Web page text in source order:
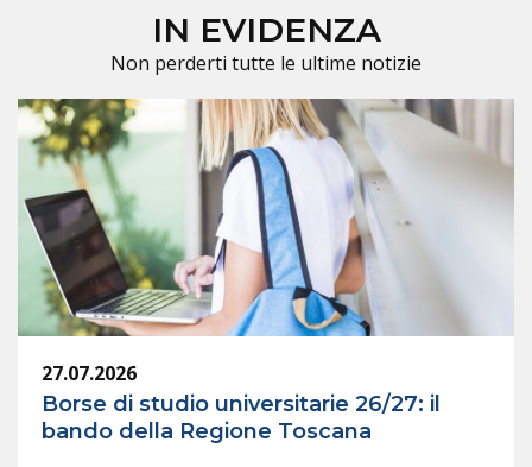
IN EVIDENZA
Non perderti tutte le ultime notizie
27.07.2026
Borse di studio universitarie 26/27: il
bando della Regione Toscana